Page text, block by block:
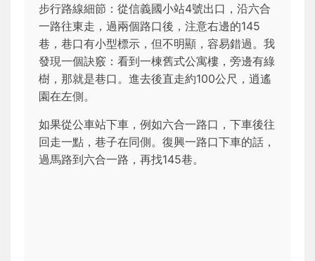
步行路線細節：從信義國小站4號出口，沿六合
一路往東走，過兩個路口後，注意右邊的145
巷，巷口有小型標示，但不明顯，容易錯過。我
發現一個訣竅：看到一棟舊式公寓樓，旁邊有綠
樹，那就是巷口。進去後直走約100公尺，逍遙
園在左側。
如果從公車站下車，例如六合一路口，下車後往
回走一點，巷子在同側。復興一路口下車的話，
過馬路到六合一路，再找145巷。